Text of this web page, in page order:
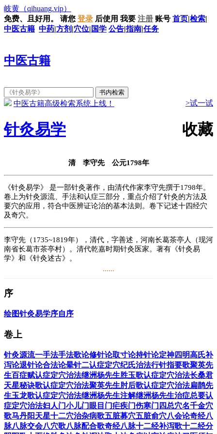
岐黄 （qihuang.vip）
免费、且好用。
请您 登录 后使用 我要 注册 账号 首页|检索|
中医古籍 中药|方剂 |穴位| 国学 公告|指南|任务
中医古籍
中医古籍高级检索系统上线！ >试一试
针灸易学 收藏
清 李守先 公元1798年
《针灸易学》 是一部针灸著作，由清代作家李守先撰于1798年。
卷上为针灸源流、手法和认症三部分，重点介绍了针灸的方法及
要穴的应用，符合中医辨证论治的基本法则。卷下记述十四经穴
及奇穴。
李守先（1735~1819年），清代，字善述，河南长葛茶亭人（现河
南省长葛市茶亭村）。清代乾嘉时期针灸医家。著有《针灸易
学》和《针灸述古》。
说”、“六年未尝一日稍懈”、然因无名师传授技艺，未敢轻易动手
初“治三效一，更日治五效三。由此复究其书，而无不效矣”。在
核诸先生之书”，遂“因易入难，推所已知，而及所未知”，医术渐
臻成熟，在10余载间，其“回生起疴至于千百”。因有感当时的针
指归要领，求之无从”，学习针灸者“习之数年，不能用一二针，
医一二病”，遂“取其揣摩所以，与阅历之验于己者”，历时十年，
至嘉庆三年（1798年），以简捷明了的文句编成《针灸易
学》，“以为后之君子便览之资云尔”。
阅读4.9万+
......
序
绘图针灸易学序自序
卷上
针灸源流一手法手法歌论修针论取寸论持针论定神四明高氏补
泻论退针论合法论晕针二认症定穴纪氏治法行针指要歌聚英先
生百症赋认症定穴治法继洲杨先生胜玉歌认症定穴治法长桑君
天星秘诀歌认症定穴治法聚英先生肘后歌认症定穴治法扁鹊先
生玉龙歌认症定穴治法继洲杨先生注解继洲杨先生治症总要认
症定穴治法妇人门小儿门 眼目门疟疾门伤寒门 四总穴名千金穴
歌马丹阳天星十二穴治杂病歌五脏募穴五脏俞穴八会论奇经八
脉八脉交会八穴歌八脉配合歌奇经八脉十二经补泻歌十二经分